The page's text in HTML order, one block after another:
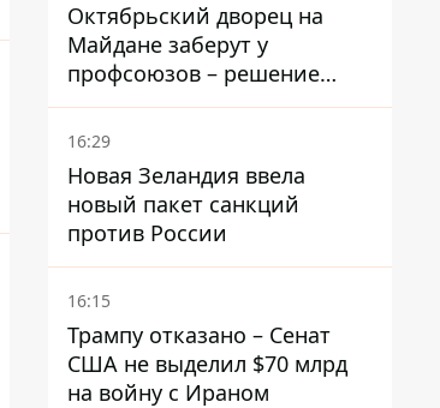
Октябрьский дворец на
Майдане заберут у
профсоюзов – решение
Хозяйственного суда
16:29
Новая Зеландия ввела
новый пакет санкций
против России
16:15
Трампу отказано – Сенат
США не выделил $70 млрд
на войну с Ираном